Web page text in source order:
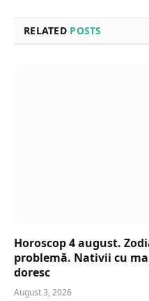
RELATED POSTS
Horoscop 4 august.
problemă. Nativii cu
doresc
August 3, 2026